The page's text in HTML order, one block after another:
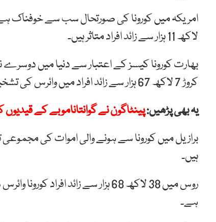
لاکھ 11 ہزار سے زائد افراد متاثر ہیں۔
کروڑ 7 لاکھ 67 ہزار سے زائد افراد میں وائرس کی تشخیص ہو چکی ہے۔
یہ بھی پڑھیں:پینٹاگون نے گوانتاناموبے کے
ہیں۔
ہے۔